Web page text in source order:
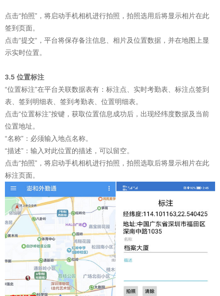
点击“拍照”，将启动手机相机进行拍照，拍照选用后将显示相片在此
签到页面。
点击“提交“，平台将保存备注信息、相片及位置数据，并在地图上显
示实时位置。
3.5 位置标注
“位置标注”在平台关联数据表有：标注点、实时考勤表、标注点签到
表、签到明细表、签到考勤表、位置明细表。
点击“位置标注”按键，获取位置信息成功后，出现经纬度数据及当前
位置地址。
“名称”：必须输入地点名称。
“描述”：输入对此位置的描述，可以留空。
点击“拍照”，将启动手机相机进行拍照，拍照选取后将显示相片在此
标注页面。